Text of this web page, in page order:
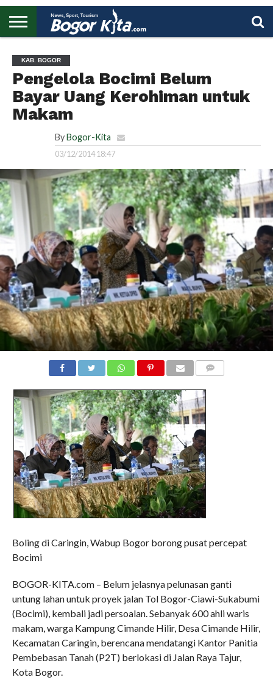
UTAMA
KAB. BOGOR
Pengelola Bocimi Belum
Bayar Uang Kerohiman untuk
Makam
By Bogor-Kita
03/12/2014 18:47
Boling di Caringin, Wabup Bogor borong pusat percepat
Bocimi
BOGOR-KITA.com – Belum jelasnya pelunasan ganti
untung lahan untuk proyek jalan Tol Bogor-Ciawi-Sukabumi
(Bocimi), kembali jadi persoalan. Sebanyak 600 ahli waris
makam, warga Kampung Cimande Hilir, Desa Cimande Hilir,
Kecamatan Caringin, berencana mendatangi Kantor Panitia
Pembebasan Tanah (P2T) berlokasi di Jalan Raya Tajur,
Kota Bogor.